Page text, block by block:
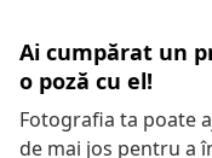
Ai cumpărat un
o poză cu el!
Fotografia ta poate
de mai jos pentru a